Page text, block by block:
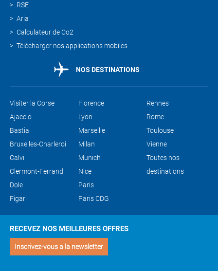
RSE
Aria
Calculateur de Co2
Télécharger nos applications mobiles
NOS DESTINATIONS
Visiter la Corse
Ajaccio
Bastia
Bruxelles-Charleroi
Calvi
Clermont-Ferrand
Dole
Figari
Florence
Lyon
Marseille
Milan
Munich
Nice
Paris
Paris CDG
Rennes
Rome
Toulouse
Vienne
Toutes nos
destinations
RECEVEZ NOS MEILLEURES OFFRES
Inscrivez-vous a la newsletter